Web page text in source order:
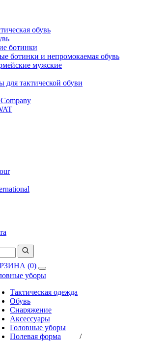
обувь
ботинки
ботинки и непромокаемая обувь
мужские
для тактической обуви
(0)
уборы
Тактическая одежда
Обувь
Снаряжение
Аксессуары
Головные уборы
Полевая форма
/